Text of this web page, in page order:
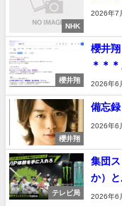
NHK
2026年7
櫻井翔
櫻井
＊＊
2026年6
櫻井翔
備忘
2026年6
テレビ局
集団
か）
2026年6